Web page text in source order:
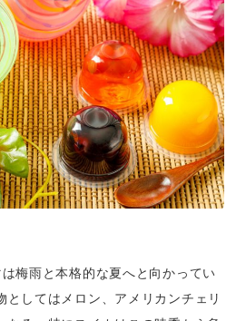
梅雨と本格的な夏へと向かってい
としてはメロン、アメリカンチェリ